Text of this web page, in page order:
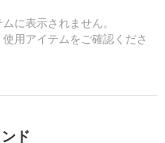
に表示されません。
用アイテムをご確認くださ
ド